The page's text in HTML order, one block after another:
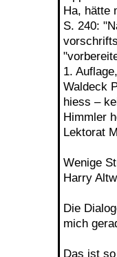
Ha, hätte
S. 240:
1.
Waldeck
hiess –
Himmler
Lektorat
Wenige
Harry
Die
mich
Das ist